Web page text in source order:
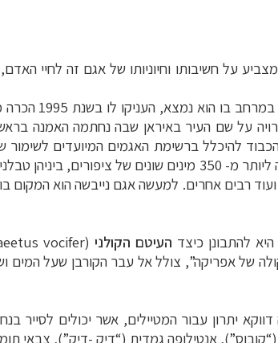
על חשיבותו וחיוניותו של אגם זה לחיי
ואכן, שפע מגוון
להיכלל ברשימת האגמים המיועדים
החיים לשפע מינים של בעלי חיים וצומח בכלל, ובפרט בשל היותו מוקד משיכה
רבים אחרים. למעשה אגם נייבשה הוא המקום
להתבונן כיצד העיטם הקולני (
vocifer
של אפריקה”, צולל אל עבר הקורבן שעל
יתרון עבור המטיילים, אשר יכולים לסייר
(“קובוס”), אנטילופה גמדית (“דיק -דיק”), צבאי